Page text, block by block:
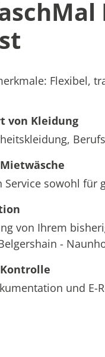
Flexibel,
von Kleidung
sowohl für
von Ihrem
-
und E-